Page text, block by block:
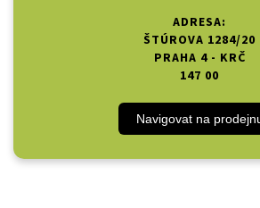
ADRESA:
ŠTÚROVA 1284/20
PRAHA 4 - KRČ
147 00
Navigovat na